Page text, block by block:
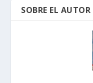
SOBRE EL AUTOR